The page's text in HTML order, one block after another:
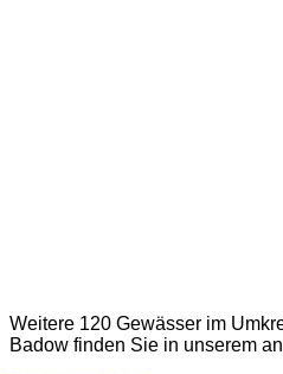
Weitere 120 Gewässer im
Badow finden Sie in unserem